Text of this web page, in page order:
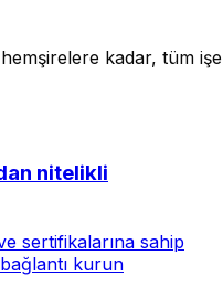
kadar, tüm işe
nitelikli
sertifikalarına sahip
kurun